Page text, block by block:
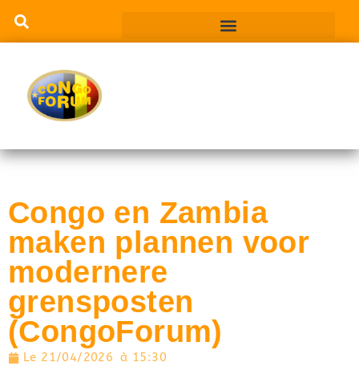
Congo en Zambia
maken plannen voor
modernere
grensposten
(CongoForum)
Le 21/04/2026 à 15:30